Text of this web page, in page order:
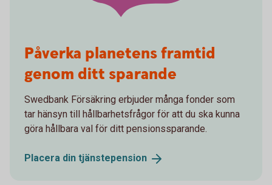
Påverka planetens framtid
genom ditt sparande
Swedbank Försäkring erbjuder många fonder som
tar hänsyn till hållbarhetsfrågor för att du ska kunna
göra hållbara val för ditt pensionssparande.
Placera din tjänstepension